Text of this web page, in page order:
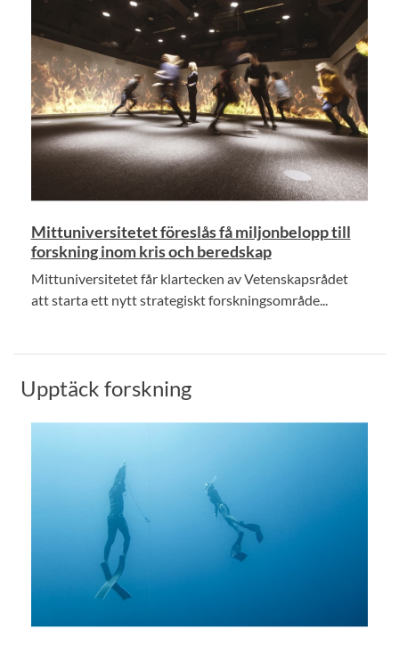
Mittuniversitetet föreslås få miljonbelopp till
forskning inom kris och beredskap
Mittuniversitetet får klartecken av Vetenskapsrådet
att starta ett nytt strategiskt forskningsområde...
Upptäck forskning